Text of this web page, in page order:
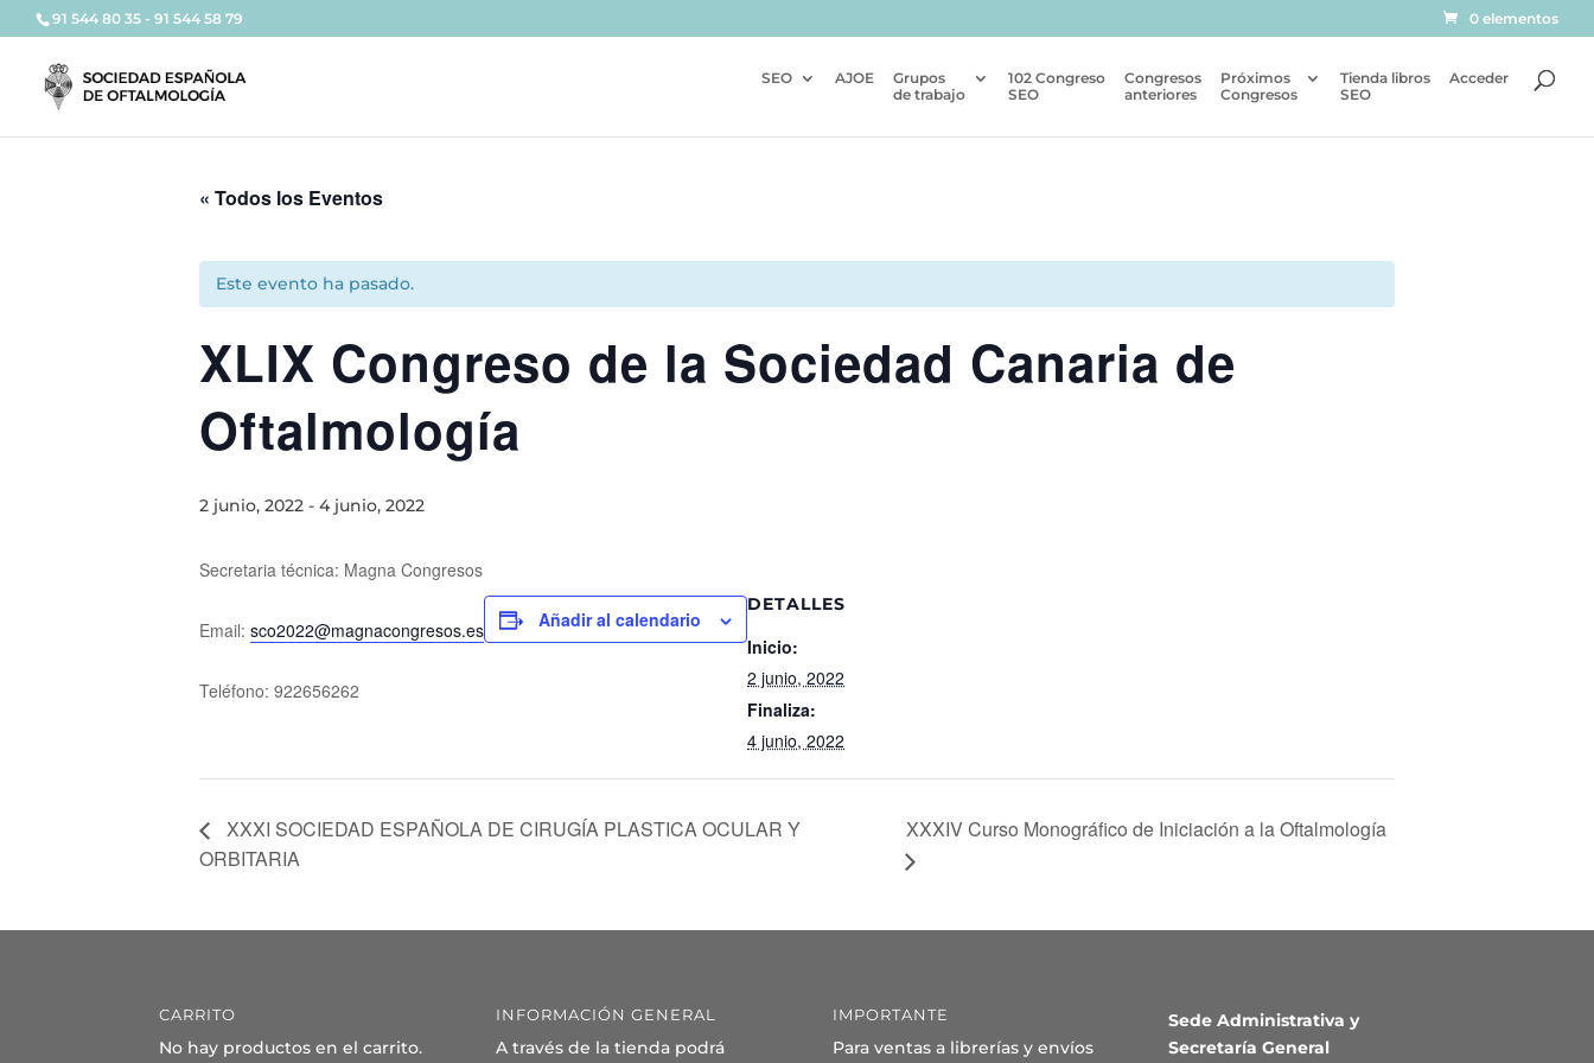
91 544 80 35 - 91 544 58 79 0 elementos
SEO AJOE
Grupos
de trabajo
102 Congreso
SEO
Congresos
anteriores
Próximos
Congresos
Tienda libros
SEO
Acceder
« Todos los Eventos
Este evento ha pasado.
XLIX Congreso de la Sociedad Canaria de
Oftalmología
2 junio, 2022 - 4 junio, 2022
Secretaria técnica: Magna Congresos
Email: sco2022@magnacongresos.es
Teléfono: 922656262
Añadir al calendario
DETALLES
Inicio:
2 junio, 2022
Finaliza:
4 junio, 2022
XXXI SOCIEDAD ESPAÑOLA DE CIRUGÍA PLASTICA OCULAR Y
ORBITARIA
XXXIV Curso Monográfico de Iniciación a la Oftalmología
CARRITO
No hay productos en el carrito.
INFORMACIÓN GENERAL
A través de la tienda podrá
IMPORTANTE
Para ventas a librerías y envíos
Sede Administrativa y
Secretaría General